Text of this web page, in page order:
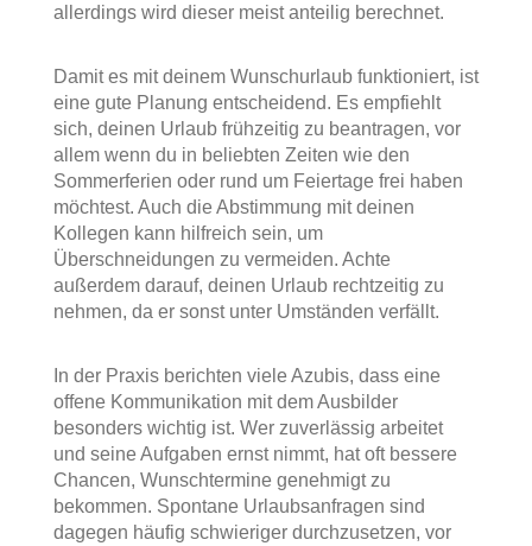
allerdings wird dieser meist anteilig berechnet.
Damit es mit deinem Wunschurlaub funktioniert, ist
eine gute Planung entscheidend. Es empfiehlt
sich, deinen Urlaub frühzeitig zu beantragen, vor
allem wenn du in beliebten Zeiten wie den
Sommerferien oder rund um Feiertage frei haben
möchtest. Auch die Abstimmung mit deinen
Kollegen kann hilfreich sein, um
Überschneidungen zu vermeiden. Achte
außerdem darauf, deinen Urlaub rechtzeitig zu
nehmen, da er sonst unter Umständen verfällt.
In der Praxis berichten viele Azubis, dass eine
offene Kommunikation mit dem Ausbilder
besonders wichtig ist. Wer zuverlässig arbeitet
und seine Aufgaben ernst nimmt, hat oft bessere
Chancen, Wunschtermine genehmigt zu
bekommen. Spontane Urlaubsanfragen sind
dagegen häufig schwieriger durchzusetzen, vor